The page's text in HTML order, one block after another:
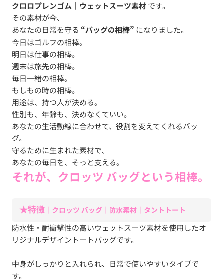
クロロプレンゴム｜ウェットスーツ素材です。
その素材が今、
あなたの日常を守る “バッグの相棒” になりました。
今日はゴルフの相棒。
明日は仕事の相棒。
週末は旅先の相棒。
毎日一緒の相棒。
もしもの時の相棒。
用途は、持つ人が決める。
性別も、年齢も、決めなくていい。
あなたの生活動線に合わせて、役割を変えてくれるバッ
グ。
守るために生まれた素材で、
あなたの毎日を、そっと支える。
それが、クロッツ バッグという相棒。
★特徴 ｜クロッツ バッグ｜防水素材｜タントトート
防水性・耐衝撃性の高いウェットスーツ素材を使用したオ
リジナルデザイントートバッグです。
中身がしっかりと入れられ、日常で使いやすいタイプで
す。